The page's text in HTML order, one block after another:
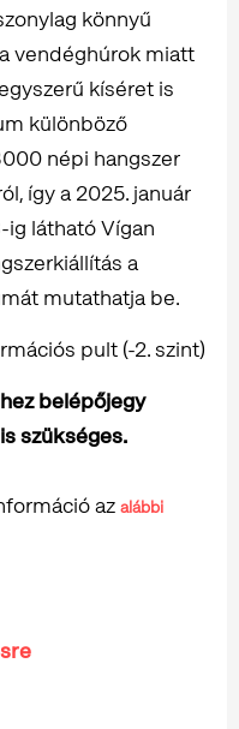
könnyű
vendéghúrok miatt
kíséret is
különböző
népi hangszer
így a 2025. január
látható Vígan
a
mutathatja be.
pult (-2. szint)
belépőjegy
szükséges.
az alábbi